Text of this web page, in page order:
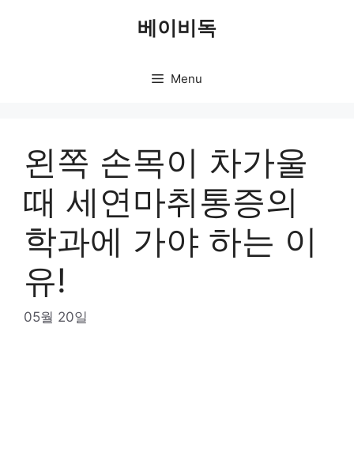
베이비독
Menu
왼쪽 손목이 차가울
때 세연마취통증의
학과에 가야 하는 이
유!
05월 20일